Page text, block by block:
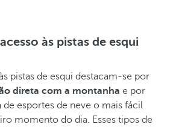
às pistas de esqui
pistas de esqui destacam-se por
direta com a montanha e por
esportes de neve o mais fácil
momento do dia. Esses tipos de